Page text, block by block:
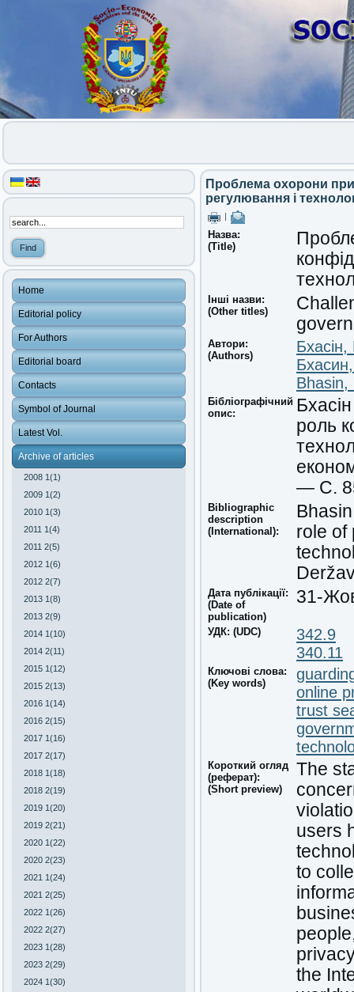
Home
Editorial policy
For Authors
Editorial board
Contacts
Symbol of Journal
Latest Vol.
Archive of articles
2008 1(1)
2009 1(2)
2010 1(3)
2011 1(4)
2011 2(5)
2012 1(6)
2012 2(7)
2013 1(8)
2013 2(9)
2014 1(10)
2014 2(11)
2015 1(12)
2015 2(13)
2016 1(14)
2016 2(15)
2017 1(16)
2017 2(17)
2018 1(18)
2018 2(19)
2019 1(20)
2019 2(21)
2020 1(22)
2020 2(23)
2021 1(24)
2021 2(25)
2022 1(26)
2022 2(27)
2023 1(28)
2023 2(29)
2024 1(30)
Проблема охорони
регулювання і
Назва:
(Title)
Інші назви:
(Other titles)
Автори:
(Authors)
Bhasin,
Бібліографічний
опис:
роль
— С.
Bibliographic
description
(International):
role of
Дата публікації:
(Date of
publication)
31-
УДК: (UDC)
342.9
340.11
Ключові слова:
(Key words)
online
trust
Короткий огляд
(реферат):
(Short preview)
The
users
to
the